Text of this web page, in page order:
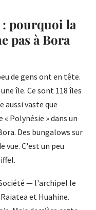
: pourquoi la
pas à Bora
de gens ont en tête.
île. Ce sont 118 îles
aussi vaste que
Polynésie » dans un
Des bungalows sur
vue. C'est un peu
— l'archipel le
et Huahine.